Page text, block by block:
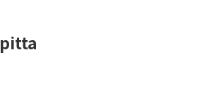
pitta